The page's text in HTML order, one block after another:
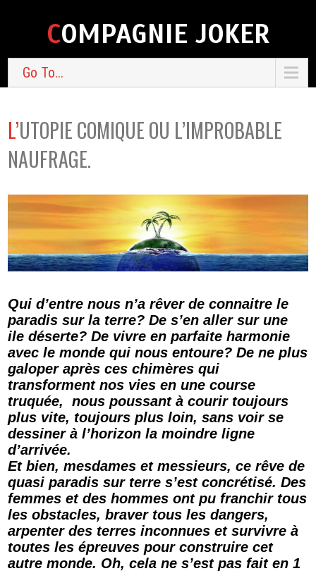
COMPAGNIE JOKER
Go To...
L’UTOPIE COMIQUE OU L’IMPROBABLE
NAUFRAGE.
Qui d’entre nous n’a rêver de connaitre le
paradis sur la terre? De s’en aller sur une
ile déserte? De vivre en parfaite harmonie
avec le monde qui nous entoure? De ne plus
galoper après ces chimères qui
transforment nos vies en une course
truquée, nous poussant à courir toujours
plus vite, toujours plus loin, sans voir se
dessiner à l’horizon la moindre ligne
d’arrivée.
Et bien, mesdames et messieurs, ce rêve de
quasi paradis sur terre s’est concrétisé. Des
femmes et des hommes ont pu franchir tous
les obstacles, braver tous les dangers,
arpenter des terres inconnues et survivre à
toutes les épreuves pour construire cet
autre monde. Oh, cela ne s’est pas fait en 1